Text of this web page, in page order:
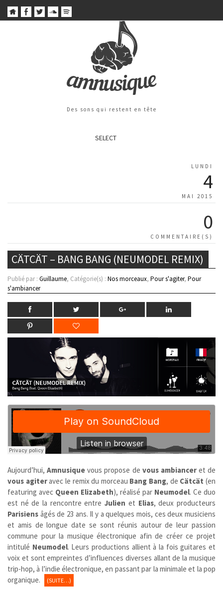
Des sons qui restent en tête
SELECT
LUNDI
4
MAI 2015
0
COMMENTAIRE(S)
CÄTCÄT – BANG BANG (NEUMODEL REMIX)
Publié par : Guillaume, Catégorie(s) : Nos morceaux, Pour s'agiter, Pour
s'ambiancer
Aujourd’hui,Amnusique vous propose de vous ambianceret de
vous agiteravec le remix du morceau Bang Bang, de Cätcät (en
featuring avec Queen Elizabeth), réalisé par Neumodel. Ce duo
est né de la rencontre entreJulien et Elias, deux producteurs
Parisiens âgés de 23 ans. Il y a quelques mois, ces deux musiciens
et amis de longue date se sont réunis autour de leur passion
commune pour la musique électronique afin de créer ce projet
intitulé Neumodel. Leurs productions allient à la fois guitares et
voix et sont empreintes d’influences diverses allant de la musique
trip-hop, à l’indie électronique, en passant par la minimale et la pop
organique.
(SUITE…)